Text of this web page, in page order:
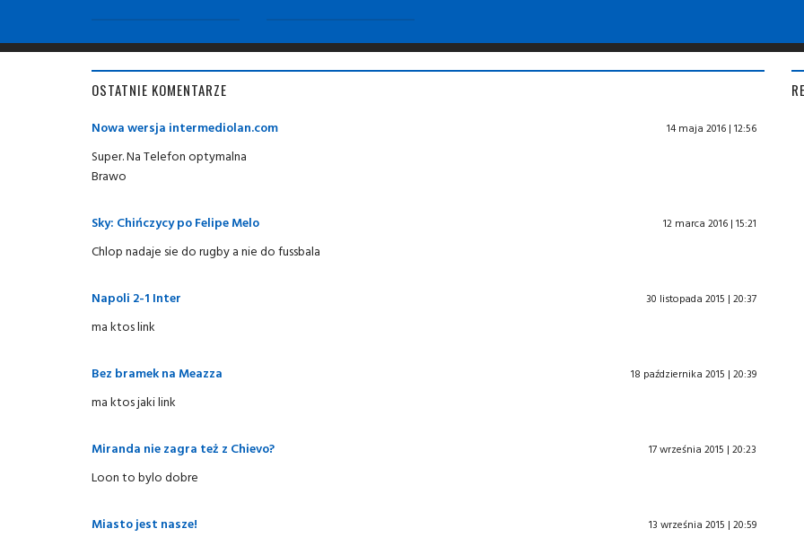
OSTATNIE KOMENTARZE
Nowa wersja intermediolan.com 14 maja 2016 | 12:56
Super. Na Telefon optymalna
Brawo
Sky: Chińczycy po Felipe Melo 12 marca 2016 | 15:21
Chlop nadaje sie do rugby a nie do fussbala
Napoli 2-1 Inter 30 listopada 2015 | 20:37
ma ktos link
Bez bramek na Meazza 18 października 2015 | 20:39
ma ktos jaki link
Miranda nie zagra też z Chievo? 17 września 2015 | 20:23
Loon to bylo dobre
Miasto jest nasze! 13 września 2015 | 20:59